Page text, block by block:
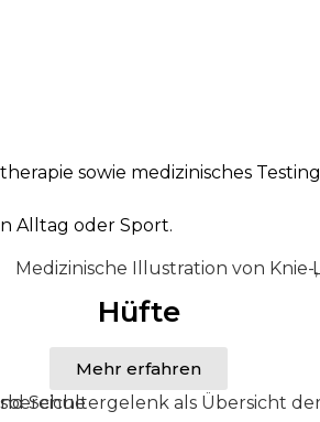
sowie medizinisches Testing
Alltag oder Sport.
Hüfte
Mehr erfahren